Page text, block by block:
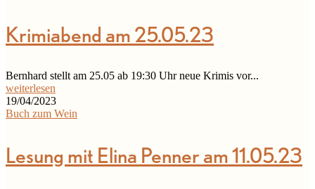
Krimiabend am 25.05.23
Bernhard stellt am 25.05 ab 19:30 Uhr neue Krimis vor...
weiterlesen
19/04/2023
Buch zum Wein
Lesung mit Elina Penner am 11.05.23